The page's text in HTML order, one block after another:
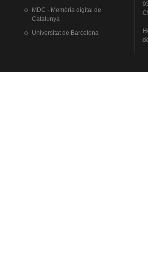
MDC - Memòria digital de
Catalunya
Universitat de Barcelona